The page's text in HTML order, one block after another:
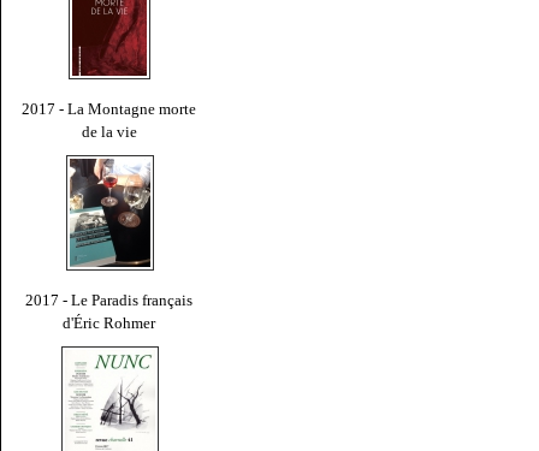
2017 - La Montagne morte
de la vie
2017 - Le Paradis français
d'Éric Rohmer